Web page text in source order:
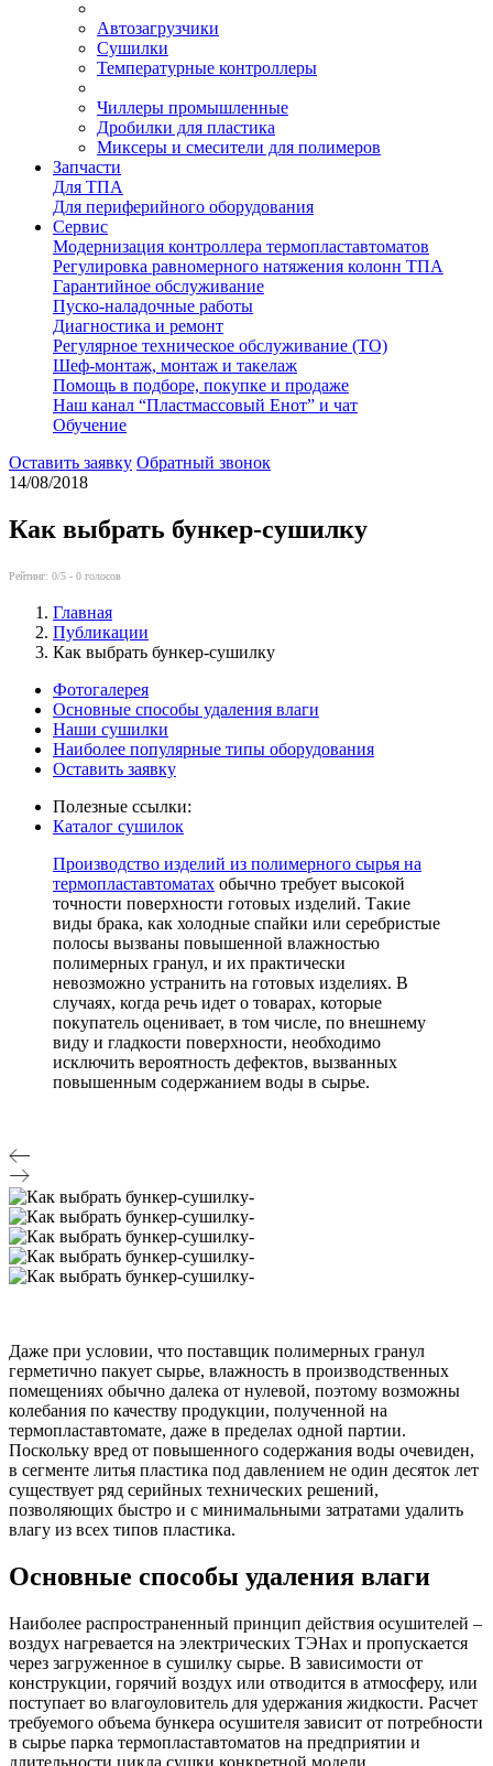
Автозагрузчики
Сушилки
Температурные контроллеры
Чиллеры промышленные
Дробилки для пластика
Миксеры и смесители для полимеров
Запчасти
Для ТПА
Для периферийного оборудования
Сервис
Модернизация контроллера термопластавтоматов
Регулировка равномерного натяжения колонн ТПА
Гарантийное обслуживание
Пуско-наладочные работы
Диагностика и ремонт
Регулярное техническое обслуживание (ТО)
Шеф-монтаж, монтаж и такелаж
Помощь в подборе, покупке и продаже
Наш канал “Пластмассовый Енот” и чат
Обучение
Оставить заявку Обратный звонок
14/08/2018
Как выбрать бункер-сушилку
Рейтинг: 0/5 - 0 голосов
Главная
Публикации
Как выбрать бункер-сушилку
Фотогалерея
Основные способы удаления влаги
Наши сушилки
Наиболее популярные типы оборудования
Оставить заявку
Полезные ссылки:
Каталог сушилок
Производство изделий из полимерного сырья на
термопластавтоматах обычно требует высокой
точности поверхности готовых изделий. Такие
виды брака, как холодные спайки или серебристые
полосы вызваны повышенной влажностью
полимерных гранул, и их практически
невозможно устранить на готовых изделиях. В
случаях, когда речь идет о товарах, которые
покупатель оценивает, в том числе, по внешнему
виду и гладкости поверхности, необходимо
исключить вероятность дефектов, вызванных
повышенным содержанием воды в сырье.
Даже при условии, что поставщик полимерных гранул
герметично пакует сырье, влажность в производственных
помещениях обычно далека от нулевой, поэтому возможны
колебания по качеству продукции, полученной на
термопластавтомате, даже в пределах одной партии.
Поскольку вред от повышенного содержания воды очевиден,
в сегменте литья пластика под давлением не один десяток лет
существует ряд серийных технических решений,
позволяющих быстро и с минимальными затратами удалить
влагу из всех типов пластика.
Основные способы удаления влаги
Наиболее распространенный принцип действия осушителей –
воздух нагревается на электрических ТЭНах и пропускается
через загруженное в сушилку сырье. В зависимости от
конструкции, горячий воздух или отводится в атмосферу, или
поступает во влагоуловитель для удержания жидкости. Расчет
требуемого объема бункера осушителя зависит от потребности
в сырье парка термопластавтоматов на предприятии и
длительности цикла сушки конкретной модели